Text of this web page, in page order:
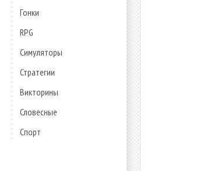
Гонки
RPG
Симуляторы
Стратегии
Викторины
Словесные
Спорт